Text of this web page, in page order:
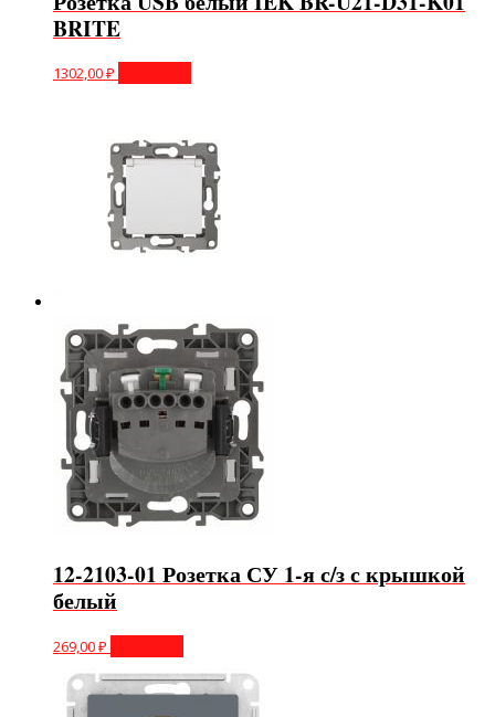
BRITE
1302,00₽
12-2103-01 Розетка СУ 1-я с/з с крышкой
белый
269,00₽